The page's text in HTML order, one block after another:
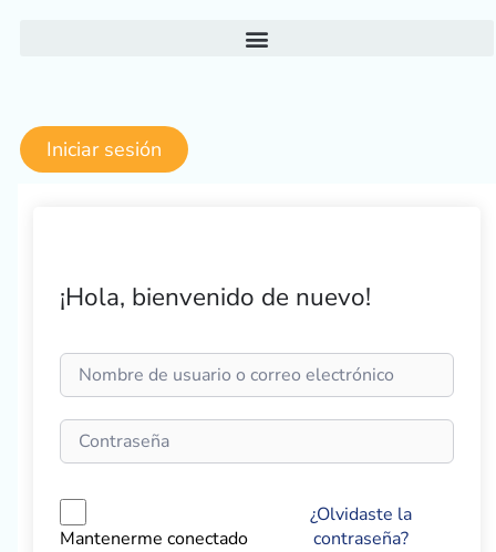
Iniciar sesión
¡Hola, bienvenido de nuevo!
Mantenerme conectado
¿Olvidaste la
contraseña?